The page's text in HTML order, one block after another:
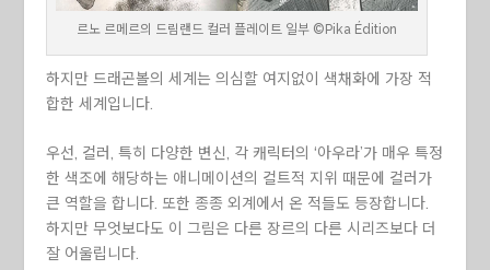
르노 르메르의 드림랜드 컬러 플레이트 일부 ©Pika Édition
하지만 드래곤볼의 세계는 의심할 여지없이 색채화에 가장 적
합한 세계입니다.
우선, 컬러, 특히 다양한 변신, 각 캐릭터의 ‘아우라’가 매우 특정
한 색조에 해당하는 애니메이션의 컬트적 지위 때문에 컬러가
큰 역할을 합니다. 또한 종종 외계에서 온 적들도 등장합니다.
하지만 무엇보다도 이 그림은 다른 장르의 다른 시리즈보다 더
잘 어울립니다.